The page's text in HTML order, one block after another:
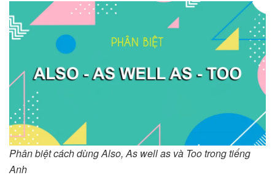
Phân biệt cách dùng Also, As well as và Too trong tiếng
Anh